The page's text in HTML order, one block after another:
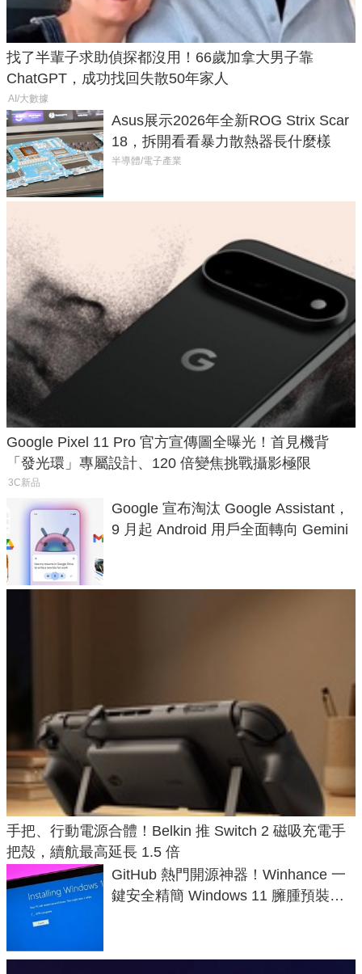
找了半輩子求助偵探都沒用！66歲加拿大男子靠
ChatGPT，成功找回失散50年家人
AI/大數據
Asus展示2026年全新ROG Strix Scar
18，拆開看看暴力散熱器長什麼樣
半導體/電子產業
Google Pixel 11 Pro 官方宣傳圖全曝光！首見機背
「發光環」專屬設計、120 倍變焦挑戰攝影極限
3C新品
Google 宣布淘汰 Google Assistant，
9 月起 Android 用戶全面轉向 Gemini
手把、行動電源合體！Belkin 推 Switch 2 磁吸充電手
把殼，續航最高延長 1.5 倍
GitHub 熱門開源神器！Winhance 一
鍵安全精簡 Windows 11 臃腫預裝軟